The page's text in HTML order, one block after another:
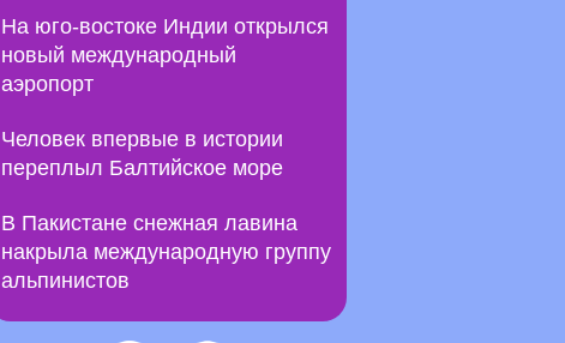
На юго-востоке Индии открылся
новый международный
аэропорт
Человек впервые в истории
переплыл Балтийское море
В Пакистане снежная лавина
накрыла международную группу
альпинистов